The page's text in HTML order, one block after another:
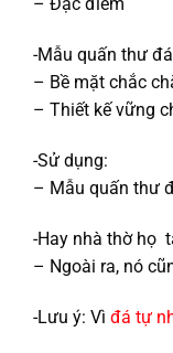
– Đặc điểm
-Mẫu quấn thư
– Bề mặt chắc
– Thiết kế vững
-Sử dụng:
– Mẫu quấn thư
-Hay nhà thờ họ
– Ngoài ra, nó
-Lưu ý: Vì đá tự